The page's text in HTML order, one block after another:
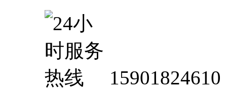
15901824610